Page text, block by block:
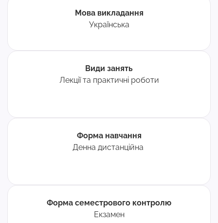
Мова викладання
Українська
Види занять
Лекції та практичні роботи
Форма навчання
Денна дистанційна
Форма семестрового контролю
Екзамен